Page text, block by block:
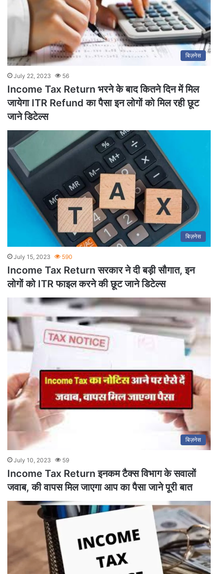
बिज़नेस
July 22, 2023 56
Income Tax Return भरने के बाद कितने दिन में मिल
जायेगा ITR Refund का पैसा इन लोगों को मिल रही छूट
जाने डिटेल्स
बिज़नेस
July 15, 2023 590
Income Tax Return सरकार ने दी बड़ी सौगात, इन
लोगों को ITR फाइल करने की छूट जाने डिटेल्स
बिज़नेस
July 10, 2023 59
Income Tax Return इनकम टैक्स विभाग के सवालों
जवाब, की वापस मिल जाएगा आप का पैसा जाने पूरी बात